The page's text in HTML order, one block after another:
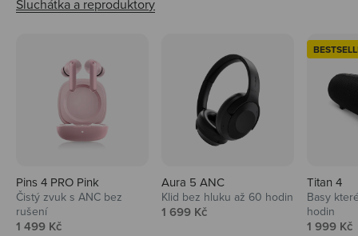
Pins 4 PRO Pink
Čistý zvuk s ANC bez
rušení
Prodejní cena
1 499 Kč
Aura 5 ANC
Klid bez hluku až 60 hodin
Prodejní cena
1 699 Kč
Titan 4
Basy
hodin
Prodejní
1 999 Kč